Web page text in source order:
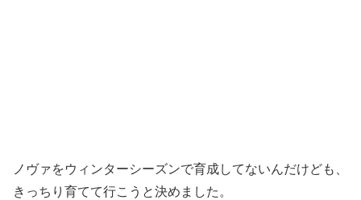
ノヴァをウィンターシーズンで育成してないんだけども、
きっちり育てて行こうと決めました。